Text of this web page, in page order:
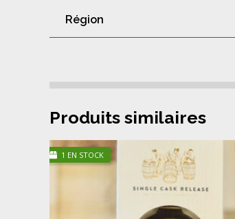
Région
Produits similaires
1 EN STOCK